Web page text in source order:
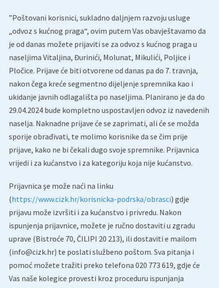
”Poštovani korisnici, sukladno daljnjem razvoju usluge
„odvoz s kućnog praga“, ovim putem Vas obavještavamo da
je od danas možete prijaviti se za odvoz s kućnog praga u
naseljima Vitaljina, Đurinići, Molunat, Mikulići, Poljice i
Pločice. Prijave će biti otvorene od danas pa do 7. travnja,
nakon čega kreće segmentno dijeljenje spremnika kao i
ukidanje javnih odlagališta po naseljima. Planirano je da do
29.04.2024 bude kompletno uspostavljen odvoz iz navedenih
naselja. Naknadne prijave će se zaprimati, ali će se možda
sporije obrađivati, te molimo korisnike da se čim prije
prijave, kako ne bi čekali dugo svoje spremnike. Prijavnica
vrijedi i za kućanstvo i za kategoriju koja nije kućanstvo.
Prijavnica şe može naći na linku
(https://www.cizk.hr/korisnicka-podrska/obrasci) gdje
prijavu može izvršiti i za kućanstvo i privredu. Nakon
ispunjenja prijavnice, možete je ručno dostaviti u zgradu
uprave (Bistroće 70, ČILIPI 20 213), ili dostaviti e mailom
(info@cizk.hr) te poslati službeno poštom. Sva pitanja i
pomoć možete tražiti preko telefona 020 773 619, gdje će
Vas naše kolegice provesti kroz proceduru ispunjanja